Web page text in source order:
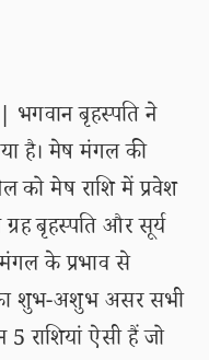
भगवान बृहस्पति ने
है। मेष मंगल की
को मेष राशि में प्रवेश
बृहस्पति और सूर्य
के प्रभाव से
शुभ-अशुभ असर सभी
राशियां ऐसी हैं जो